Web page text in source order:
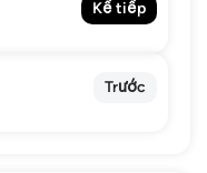
Kế tiếp
Trước